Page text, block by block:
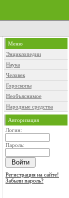
Меню
Энциклопедии
Наука
Человек
Гороскопы
Необъяснимое
Народные средства
Авторизация
Логин:
Пароль:
Регистрация на сайте!
Забыли пароль?